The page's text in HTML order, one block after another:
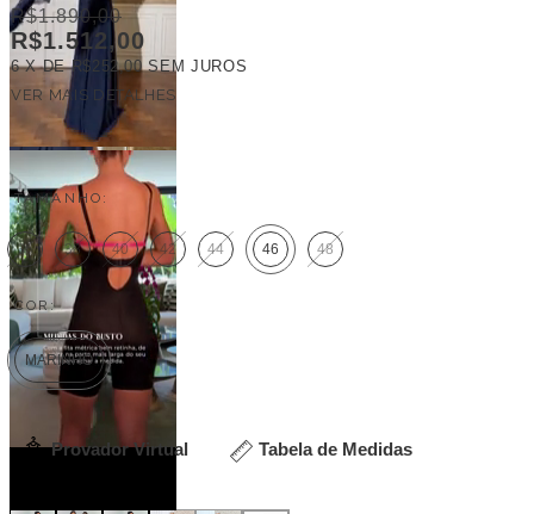
R$1.890,00
R$1.512,00
6 X DER$252,00 SEM JUROS
VER MAIS DETALHES
FRETE GRÁTIS
TAMANHO:
36 38 40 42 44 46 48
COR:
MARINHO
Provador Virtual Tabela de Medidas